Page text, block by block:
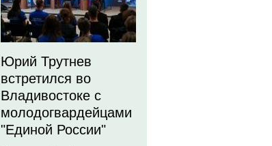
Юрий Трутнев
встретился во
Владивостоке с
молодогвардейцами
"Единой России"